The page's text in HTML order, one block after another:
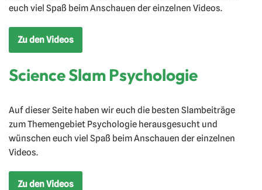
euch viel Spaß beim Anschauen der einzelnen Videos.
Zu den Videos
Science Slam Psychologie
Auf dieser Seite haben wir euch die besten Slambeiträge
zum Themengebiet Psychologie herausgesucht und
wünschen euch viel Spaß beim Anschauen der einzelnen
Videos.
Zu den Videos